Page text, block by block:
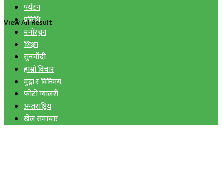
View All Result
पर्यटन
प्रविधि
मनोरञ्जन
शिक्षा
सुनचाँदी
हाम्रो विचार
मुद्रा र विनिमय
फोटो ग्यालरी
अन्तराष्ट्रिय
खेल समाचार